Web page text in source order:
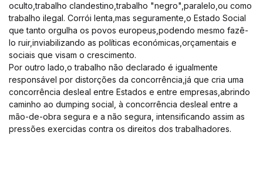
oculto,trabalho clandestino,trabalho "negro",paralelo,ou como
trabalho ilegal. Corrói lenta,mas seguramente,o Estado Social
que tanto orgulha os povos europeus,podendo mesmo fazê-
lo ruir,inviabilizando as políticas económicas,orçamentais e
sociais que visam o crescimento.
Por outro lado,o trabalho não declarado é igualmente
responsável por distorções da concorrência,já que cria uma
concorrência desleal entre Estados e entre empresas,abrindo
caminho ao dumping social, à concorrência desleal entre a
mão-de-obra segura e a não segura, intensificando assim as
pressões exercidas contra os direitos dos trabalhadores.